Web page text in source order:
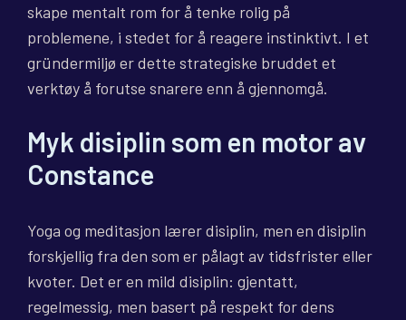
skape mentalt rom for å tenke rolig på
problemene, i stedet for å reagere instinktivt. I et
gründermiljø er dette strategiske bruddet et
verktøy å forutse snarere enn å gjennomgå.
Myk disiplin som en motor av
Constance
Yoga og meditasjon lærer disiplin, men en disiplin
forskjellig fra den som er pålagt av tidsfrister eller
kvoter. Det er en mild disiplin: gjentatt,
regelmessig, men basert på respekt for dens